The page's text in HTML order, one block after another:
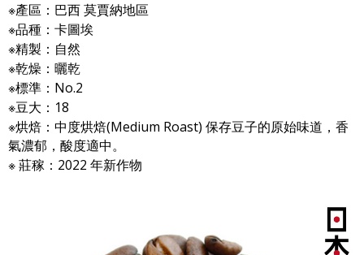
※產區：巴西 莫賈納地區
※品種：卡圖埃
※精製：自然
※乾燥：曬乾
※標準：No.2
※豆大：18
※烘焙：中度烘焙(Medium Roast) 保存豆子的原始味道，香
氣濃郁，酸度適中。
※ 莊稼：2022 年新作物